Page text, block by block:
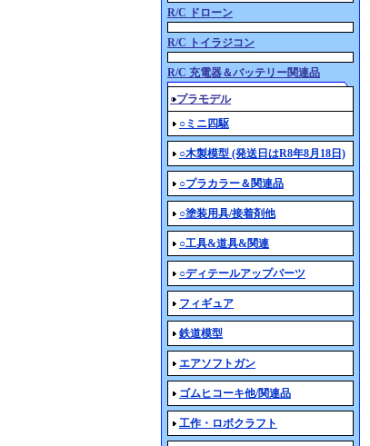
R/C ドローン
R/C トイラジコン
R/C 充電器＆バッテリー関連品
○プラモデル
○ミニ四駆
○木製模型 (発送日はR8年8月18日)
○プラカラー＆関連品
○塗装用具/接着剤他
○工具&道具&関連
○ディテールアップパーツ
フィギュア
鉄道模型
エアソフトガン
ゴムヒコーキ他/関連品
工作・ロボクラフト